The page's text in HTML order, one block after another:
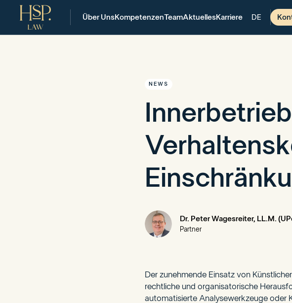
Über UnsKompetenzenTeamAktuellesKarriere DE
NEWS
Dr. Peter Wagesreiter, LL.M.
Partner
Der zunehmende Einsatz von
rechtliche und organisatorische
automatisierte Analysewerkzeuge oder